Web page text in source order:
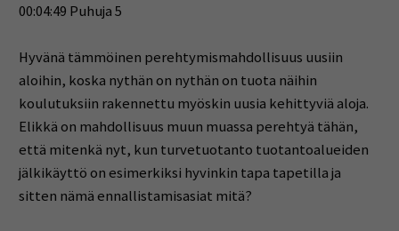
00:04:49 Puhuja 5
Hyvänä tämmöinen perehtymismahdollisuus uusiin
aloihin, koska nythän on nythän on tuota näihin
koulutuksiin rakennettu myöskin uusia kehittyviä aloja.
Elikkä on mahdollisuus muun muassa perehtyä tähän,
että mitenkä nyt, kun turvetuotanto tuotantoalueiden
jälkikäyttö on esimerkiksi hyvinkin tapa tapetilla ja
sitten nämä ennallistamisasiat mitä?